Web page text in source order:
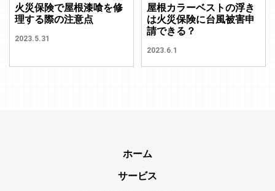
火災保険で屋根漆喰を修
理する際の注意点
2023.5.31
屋根カラーベストの浮き
は火災保険に台風被害申
請できる？
2023.6.1
ホーム
サービス